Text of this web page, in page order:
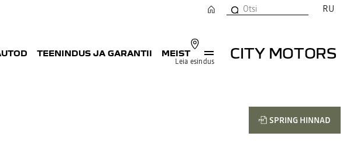
Leia esindus
CITY MOTORS
TEENINDUS JA GARANTII MEIST
RU
SPRING HINNAD